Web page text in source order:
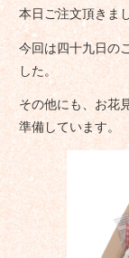
本日ご注文頂きま
今回は四十九日の
した。
その他にも、お花
準備しています。